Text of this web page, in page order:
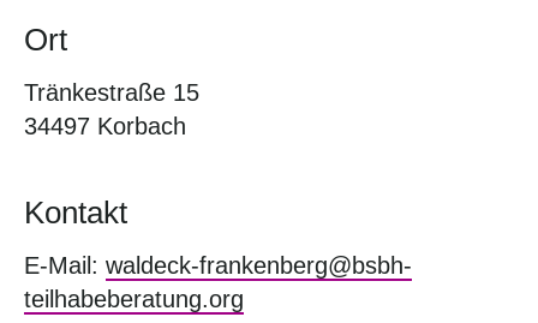
Ort
Tränkestraße 15
34497 Korbach
Kontakt
E-Mail: waldeck-frankenberg@bsbh-
teilhabeberatung.org